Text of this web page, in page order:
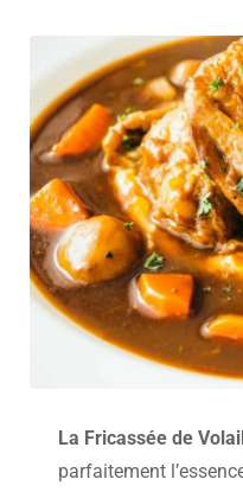
La Fricassée de
parfaitement